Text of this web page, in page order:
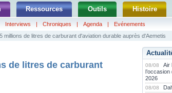
Ressources Outils Histoire
Interviews | Chroniques | Agenda |
Evénements
millions de litres de carburant d'aviation durable auprès d'Aemetis
de litres de carburant
08/08
Air
2026
08/08